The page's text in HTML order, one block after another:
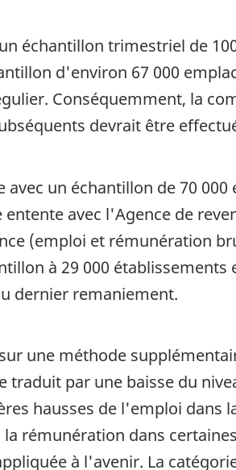
échantillon trimestriel de
d'environ 67 000
Conséquemment, la
devrait être
avec un échantillon de 70
avec l'Agence de
(emploi et rémunération
à 29 000 établissements
dernier remaniement.
une méthode
traduit par une baisse du
hausses de l'emploi dans
rémunération dans
à l'avenir. La